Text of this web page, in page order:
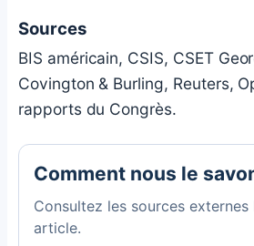
Sources
BIS américain, CSIS, CSET
Covington & Burling, Reuters,
rapports du Congrès.
Comment nous le
Consultez les sources externes
article.